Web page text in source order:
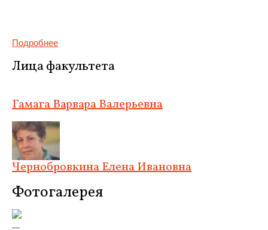
Подробнее
Лица факультета
Гамага Варвара Валерьевна
Чернобровкина Елена Ивановна
Фотогалерея
—